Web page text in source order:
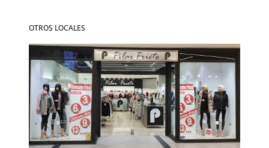
OTROS LOCALES